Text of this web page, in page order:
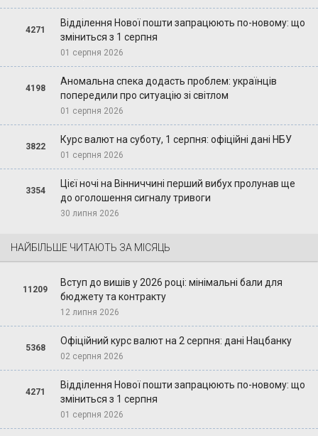
4271
Відділення Нової пошти запрацюють по-новому: що
зміниться з 1 серпня
01 серпня 2026
4198
Аномальна спека додасть проблем: українців
попередили про ситуацію зі світлом
01 серпня 2026
3822
Курс валют на суботу, 1 серпня: офіційні дані НБУ
01 серпня 2026
3354
Цієї ночі на Вінниччині перший вибух пролунав ще
до оголошення сигналу тривоги
30 липня 2026
НАЙБІЛЬШЕ ЧИТАЮТЬ ЗА МІСЯЦЬ
11209
Вступ до вишів у 2026 році: мінімальні бали для
бюджету та контракту
12 липня 2026
5368
Офіційний курс валют на 2 серпня: дані Нацбанку
02 серпня 2026
4271
Відділення Нової пошти запрацюють по-новому: що
зміниться з 1 серпня
01 серпня 2026